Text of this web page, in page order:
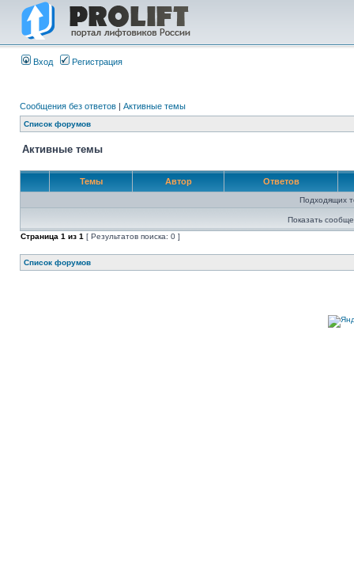
Вход Регистрация
Сообщения без ответов | Активные темы
Список форумов
Активные темы
Темы Автор Ответов
Подходящих
Показать
Страница 1 из 1 [ Результатов поиска: 0 ]
Список форумов